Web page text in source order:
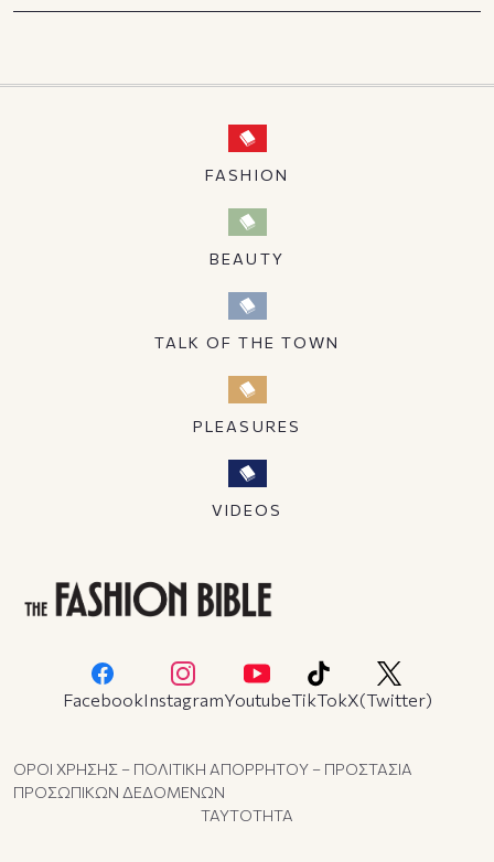
FASHION
BEAUTY
TALK OF THE TOWN
PLEASURES
VIDEOS
FacebookInstagramYoutubeTikTokX(Twitter)
ΟΡΟΙ ΧΡΗΣΗΣ – ΠΟΛΙΤΙΚΗ ΑΠΟΡΡΗΤΟΥ – ΠΡΟΣΤΑΣΙΑ
ΠΡΟΣΩΠΙΚΩΝ ΔΕΔΟΜΕΝΩΝ
ΤΑΥΤΟΤΗΤΑ